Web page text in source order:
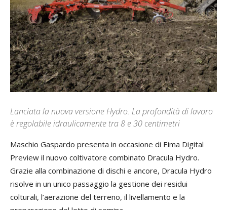
Lanciata la nuova versione Hydro. La profondità di lavoro
è regolabile idraulicamente tra 8 e 30 centimetri
Maschio Gaspardo presenta in occasione di Eima Digital
Preview il nuovo coltivatore combinato Dracula Hydro.
Grazie alla combinazione di dischi e ancore, Dracula Hydro
risolve in un unico passaggio la gestione dei residui
colturali, l’aerazione del terreno, il livellamento e la